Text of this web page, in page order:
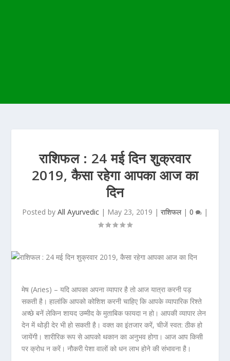
राशिफल : 24 मई दिन शुक्रवार
2019, कैसा रहेगा आपका आज का
दिन
Posted by All Ayurvedic | May 23, 2019 | राशिफल| 0 |
मेष (Aries) –यदि आपका अपना व्यापार है तो आज यात्रा करनी पड़
सकती है। हालांकि आपको कोशिश करनी चाहिए कि आपके व्यापारिक रिश्ते
अच्छे बनें लेकिन शायद उम्मीद के मुताबिक फायदा न हो। आपकी व्यापार लेन
देन में थोड़ी देर भी हो सकती है। वक्त का इंतजार करें, चीजें स्वत: ठीक हो
जायेंगी। शारीरिक रूप से आपको थकान का अनुभव होगा। आज आप किसी
पर क्रोध न करें। नौकरी पेशा वालों को धन लाभ होने की संभावना है।